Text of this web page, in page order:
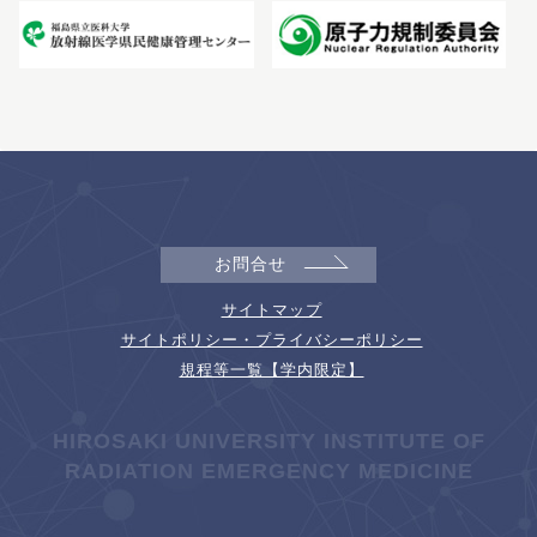
お問合せ
サイトマップ
サイトポリシー・プライバシーポリシー
規程等一覧【学内限定】
HIROSAKI UNIVERSITY INSTITUTE OF
RADIATION EMERGENCY MEDICINE